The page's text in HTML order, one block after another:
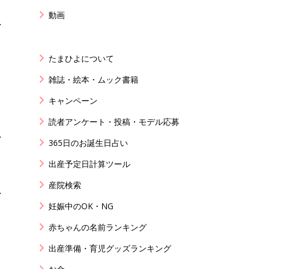
動画
たまひよについて
雑誌・絵本・ムック書籍
キャンペーン
読者アンケート・投稿・モデル応募
365日のお誕生日占い
出産予定日計算ツール
産院検索
妊娠中のOK・NG
赤ちゃんの名前ランキング
出産準備・育児グッズランキング